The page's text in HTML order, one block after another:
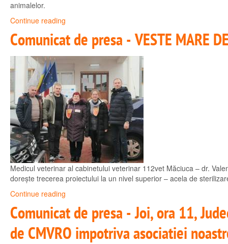
animalelor.
Continue reading
Comunicat de presa - VESTE MARE
Medicul veterinar al cabinetului veterinar 112vet Măciuca – dr.
dorește trecerea proiectului la un nivel superior – acela de
Continue reading
Comunicat de presa - Joi, ora 11,
de CMVRO impotriva asociatiei